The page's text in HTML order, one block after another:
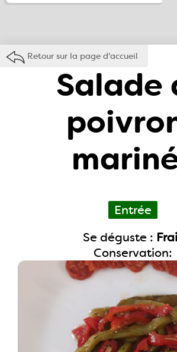
Retour sur la page d'accueil
Salade
Entrée
Se déguste :
Conservation: